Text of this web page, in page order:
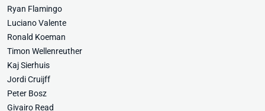
Ryan Flamingo
Luciano Valente
Ronald Koeman
Timon Wellenreuther
Kaj Sierhuis
Jordi Cruijff
Peter Bosz
Givairo Read